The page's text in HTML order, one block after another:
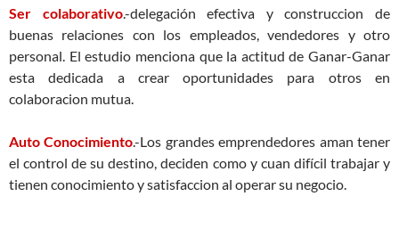
Ser colaborativo.-delegación efectiva y construccion de
buenas relaciones con los empleados, vendedores y otro
personal. El estudio menciona que la actitud de Ganar-Ganar
esta dedicada a crear oportunidades para otros en
colaboracion mutua.
Auto Conocimiento.-Los grandes emprendedores aman tener
el control de su destino, deciden como y cuan difícil trabajar y
tienen conocimiento y satisfaccion al operar su negocio.